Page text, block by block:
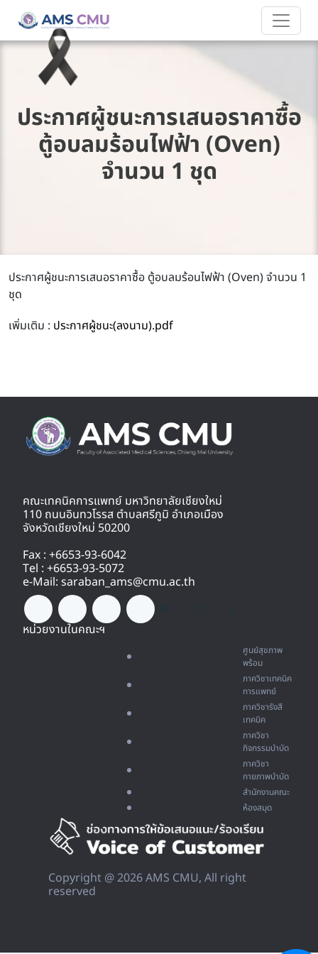
ประกาศผู้ชนะการเสนอราคาซื้อ
ตู้อบลมร้อนไฟฟ้า (Oven)
จำนวน 1 ชุด
ประกาศผู้ชนะการเสนอราคาซื้อ ตู้อบลมร้อนไฟฟ้า (Oven) จำนวน 1
ชุด
เพิ่มเติม : ประกาศผู้ชนะ(ลงนาม).pdf
คณะเทคนิคการแพทย์ มหาวิทยาลัยเชียงใหม่
110 ถนนอินทวโรรส ตำบลศรีภูมิ อำเภอเมือง
จังหวัดเชียงใหม่ 50200
Fax : +6653-93-6042
Tel : +6653-93-5072
e-Mail: saraban_ams@cmu.ac.th
หน่วยงานในคณะฯ
ศูนย์สุขภาพ
พร้อม
ภาควิชาเทคนิค
การแพทย์
ภาควิชารังสี
เทคนิค
ภาควิชา
กิจกรรมบำบัด
ภาควิชา
กายภาพบำบัด
สำนักงานคณะ
ห้องสมุด
Copyright @ 2026 AMS CMU, All right
reserved